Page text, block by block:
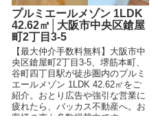
プルミエールメゾン 1LDK
42.62㎡│大阪市中央区鎗屋
町2丁目3-5
【最大仲介手数料無料】大阪市中
央区鎗屋町2丁目3-5、堺筋本町、
谷町四丁目駅が徒歩圏内のプルミ
エールメゾン 1LDK 42.62㎡をご
紹介。おとり広告や強引な営業に
疲れたら、バッカス不動産へ。お
客様の声も多数掲載中です。